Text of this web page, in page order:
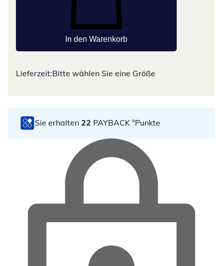
In den Warenkorb
Lieferzeit:Bitte wählen Sie eine Größe
Sie erhalten 22 PAYBACK °Punkte